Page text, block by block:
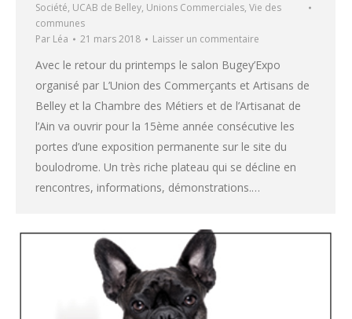
Société, UCAB de Belley, Unions Commerciales, Vie des
communes
Par Léa 21 mars 2018 Laisser un commentaire
Avec le retour du printemps le salon Bugey’Expo
organisé par L’Union des Commerçants et Artisans de
Belley et la Chambre des Métiers et de l’Artisanat de
l’Ain va ouvrir pour la 15ème année consécutive les
portes d’une exposition permanente sur le site du
boulodrome. Un très riche plateau qui se décline en
rencontres, informations, démonstrations.…